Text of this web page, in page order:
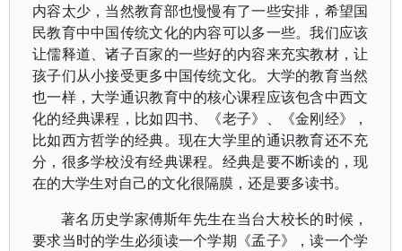
内容太少，当然教育部也慢慢有了一些安排，希望国
民教育中中国传统文化的内容可以多一些。我们应该
让儒释道、诸子百家的一些好的内容来充实教材，让
孩子们从小接受更多中国传统文化。大学的教育当然
也一样，大学通识教育中的核心课程应该包含中西文
化的经典课程，比如四书、《老子》、《金刚经》，
比如西方哲学的经典。现在大学里的通识教育还不充
分，很多学校没有经典课程。经典是要不断读的，现
在的大学生对自己的文化很隔膜，还是要多读书。
著名历史学家傅斯年先生在当台大校长的时候，
要求当时的学生必须读一个学期《孟子》，读一个学